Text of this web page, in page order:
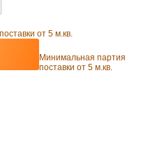
от 5 м.кв.
Минимальная партия
поставки от 5 м.кв.